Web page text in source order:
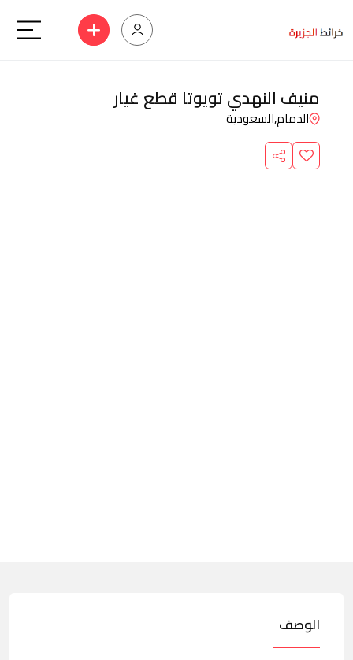
منيف النهدي تويوتا قطع غيار
الدمام,السعودية
الوصف